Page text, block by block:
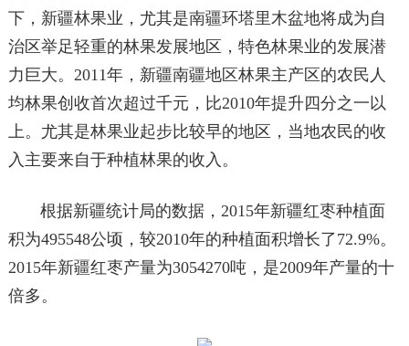
下，新疆林果业，尤其是南疆环塔里木盆地将成为自
治区举足轻重的林果发展地区，特色林果业的发展潜
力巨大。2011年，新疆南疆地区林果主产区的农民人
均林果创收首次超过千元，比2010年提升四分之一以
上。尤其是林果业起步比较早的地区，当地农民的收
入主要来自于种植林果的收入。
根据新疆统计局的数据，2015年新疆红枣种植面
积为495548公顷，较2010年的种植面积增长了72.9%。
2015年新疆红枣产量为3054270吨，是2009年产量的十
倍多。